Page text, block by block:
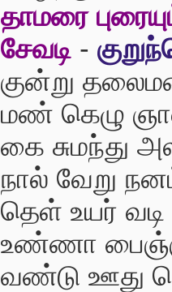
தாமரை
சேவடி -
குன்று
மண் கெழு
கை சுமந்து
நால் வேறு
தெள் உயர்
உண்ணா
வண்டு ஊது